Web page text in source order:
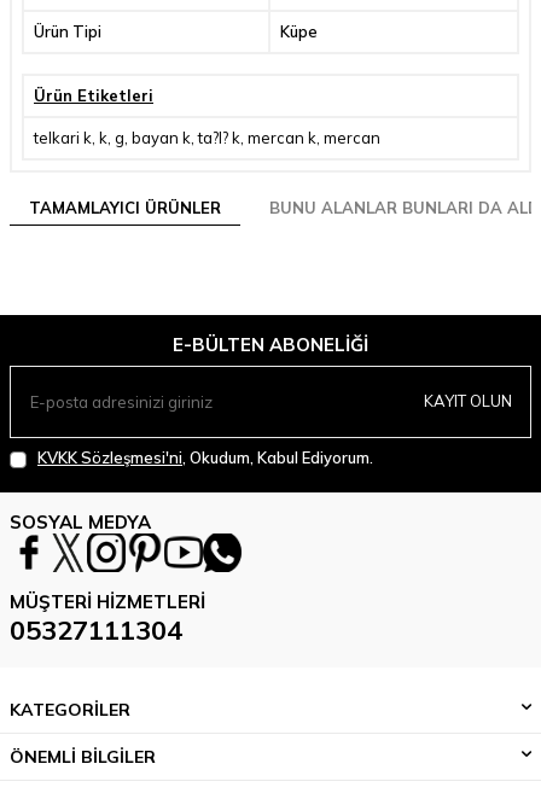
Ürün Tipi Küpe
Ürün Etiketleri
telkari k k g bayan k ,ta?l? k mercan k mercan
TAMAMLAYICI ÜRÜNLER BUNU ALANLAR BUNLARI DA
E-BÜLTEN ABONELIĞI
KAYIT OLUN
KVKK Sözleşmesi'ni , Okudum, Kabul Ediyorum.
SOSYAL MEDYA
MÜŞTERI HIZMETLERI
05327111304
KATEGORİLER
ÖNEMLİ BİLGİLER